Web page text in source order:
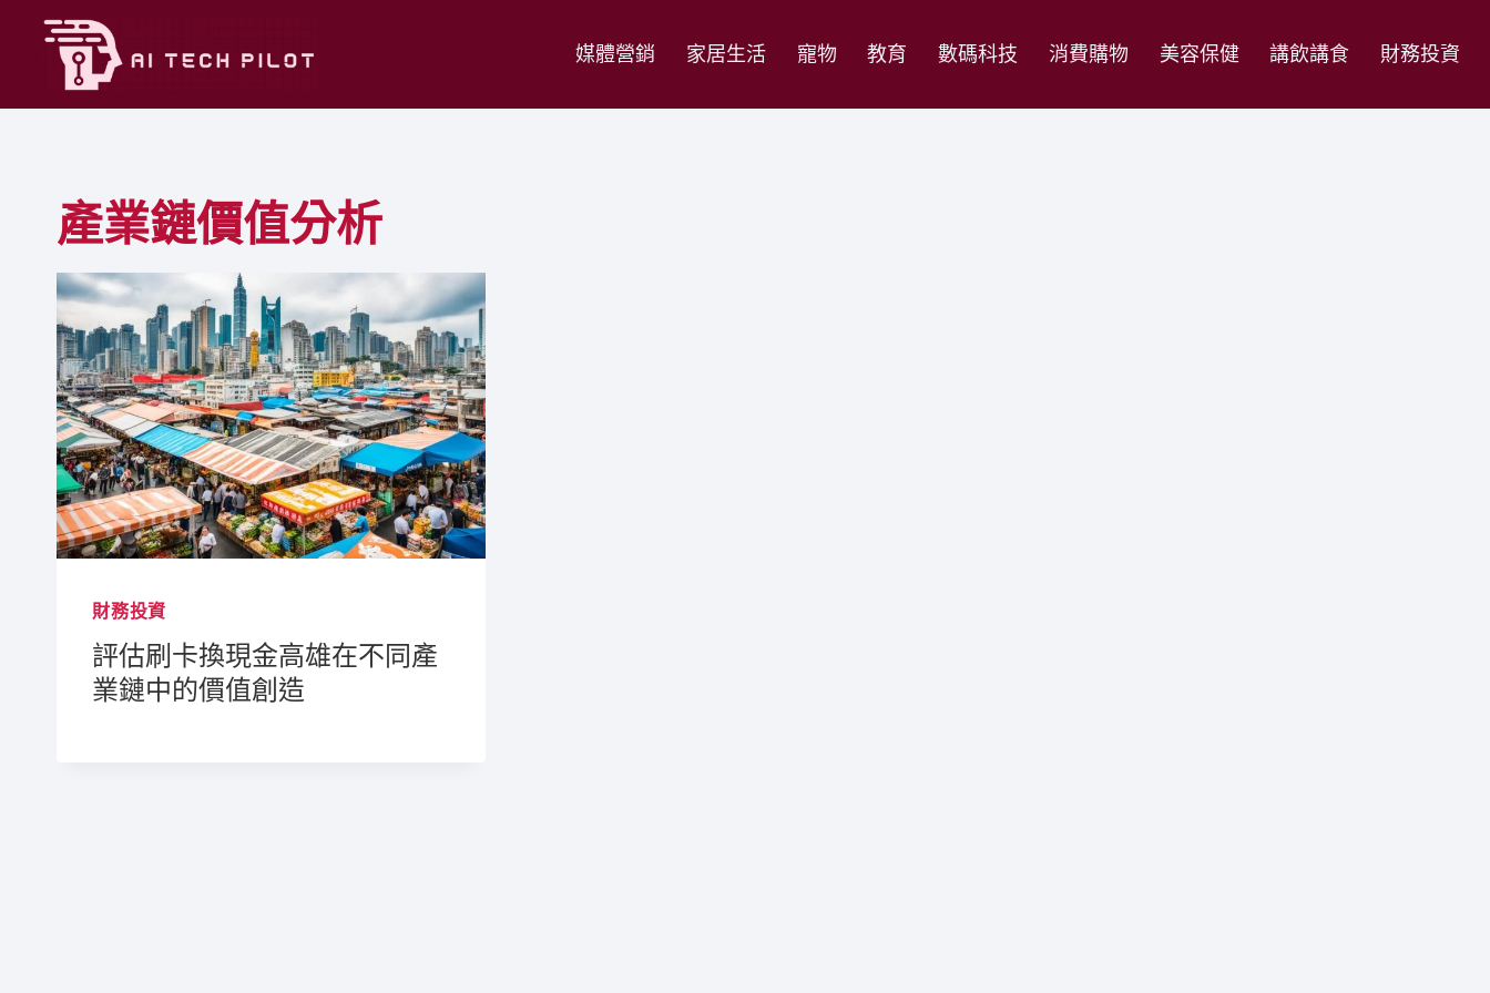
content
媒體營銷 家居生活 寵物 教育 數碼科技 消費購物 美容保健 講飲講食 財務投資
產業鏈價值分析
財務投資
評估刷卡換現金高雄在不同產
業鏈中的價值創造